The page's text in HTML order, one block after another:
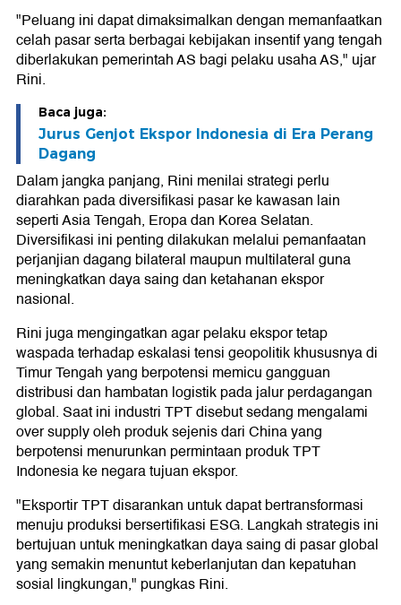
"Peluang ini dapat dimaksimalkan dengan memanfaatkan
celah pasar serta berbagai kebijakan insentif yang tengah
diberlakukan pemerintah AS bagi pelaku usaha AS," ujar
Rini.
Baca juga:
Jurus Genjot Ekspor Indonesia di Era Perang
Dagang
Dalam jangka panjang, Rini menilai strategi perlu
diarahkan pada diversifikasi pasar ke kawasan lain
seperti Asia Tengah, Eropa dan Korea Selatan.
Diversifikasi ini penting dilakukan melalui pemanfaatan
perjanjian dagang bilateral maupun multilateral guna
meningkatkan daya saing dan ketahanan ekspor
nasional.
Rini juga mengingatkan agar pelaku ekspor tetap
waspada terhadap eskalasi tensi geopolitik khususnya di
Timur Tengah yang berpotensi memicu gangguan
distribusi dan hambatan logistik pada jalur perdagangan
global. Saat ini industri TPT disebut sedang mengalami
over supply oleh produk sejenis dari China yang
berpotensi menurunkan permintaan produk TPT
Indonesia ke negara tujuan ekspor.
"Eksportir TPT disarankan untuk dapat bertransformasi
menuju produksi bersertifikasi ESG. Langkah strategis ini
bertujuan untuk meningkatkan daya saing di pasar global
yang semakin menuntut keberlanjutan dan kepatuhan
sosial lingkungan," pungkas Rini.